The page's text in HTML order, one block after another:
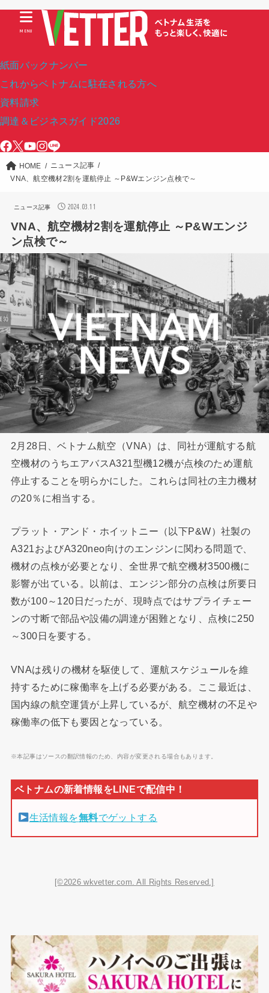
紙面バックナンバー
これからベトナムに駐在される方へ
資料請求
調達＆ビジネスガイド2026
MENU
HOME
ニュース記事
VNA、航空機材2割を運航停止 ～P&Wエンジン点検で～
ニュース記事 2024.03.11
VNA、航空機材2割を運航停止 ～P&Wエンジ
ン点検で～
2月28日、ベトナム航空（VNA）は、同社が運航する航
空機材のうちエアバスA321型機12機が点検のため運航
停止することを明らかにした。これらは同社の主力機材
の20％に相当する。
プラット・アンド・ホイットニー（以下P&W）社製の
A321およびA320neo向けのエンジンに関わる問題で、
機材の点検が必要となり、全世界で航空機材3500機に
影響が出ている。以前は、エンジン部分の点検は所要日
数が100～120日だったが、現時点ではサプライチェー
ンの寸断で部品や設備の調達が困難となり、点検に250
～300日を要する。
VNAは残りの機材を駆使して、運航スケジュールを維
持するために稼働率を上げる必要がある。ここ最近は、
国内線の航空運賃が上昇しているが、航空機材の不足や
稼働率の低下も要因となっている。
※本記事はソースの翻訳情報のため、内容が変更される場合もあります。
生活情報を無料でゲットする
[©2026 wkvetter.com. All Rights Reserved.]